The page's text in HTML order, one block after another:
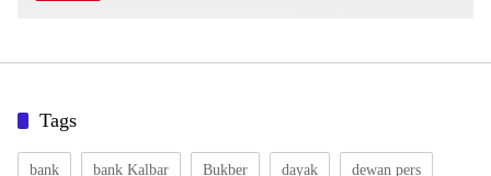
Tags
bank bank Kalbar Bukber dayak dewan pers